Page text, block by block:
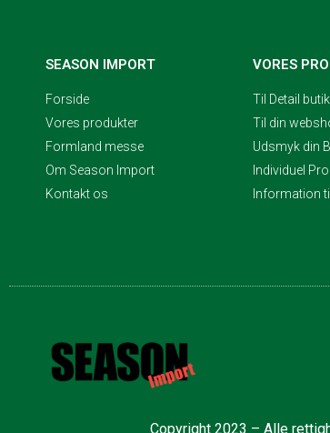
SEASON IMPORT
Forside
Vores produkter
Formland messe
Om Season Import
Kontakt os
VORES
Til Detail
Til din
Udsmyk din
Individuel
Information
Copyright 2023 – Alle